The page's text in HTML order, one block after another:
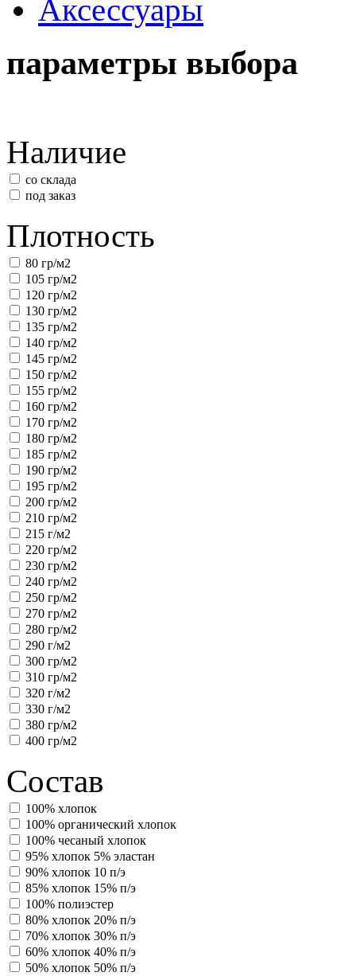
Аксессуары
параметры выбора
Наличие
со склада
под заказ
Плотность
80 гр/м2
105 гр/м2
120 гр/м2
130 гр/м2
135 гр/м2
140 гр/м2
145 гр/м2
150 гр/м2
155 гр/м2
160 гр/м2
170 гр/м2
180 гр/м2
185 гр/м2
190 гр/м2
195 гр/м2
200 гр/м2
210 гр/м2
215 г/м2
220 гр/м2
230 гр/м2
240 гр/м2
250 гр/м2
270 гр/м2
280 гр/м2
290 г/м2
300 гр/м2
310 гр/м2
320 г/м2
330 г/м2
380 гр/м2
400 гр/м2
Состав
100% хлопок
100% органический хлопок
100% чесаный хлопок
95% хлопок 5% эластан
90% хлопок 10 п/э
85% хлопок 15% п/э
100% полиэстер
80% хлопок 20% п/э
70% хлопок 30% п/э
60% хлопок 40% п/э
50% хлопок 50% п/э